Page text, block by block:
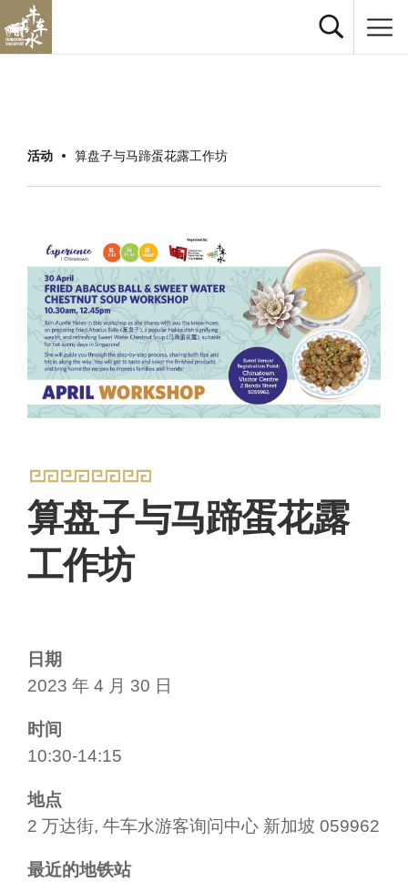
活动 算盘子与马蹄蛋花露工作坊
算盘子与马蹄蛋花露
工作坊
日期
2023 年 4 月 30 日
时间
10:30-14:15
地点
2 万达街, 牛车水游客询问中心 新加坡 059962
最近的地铁站